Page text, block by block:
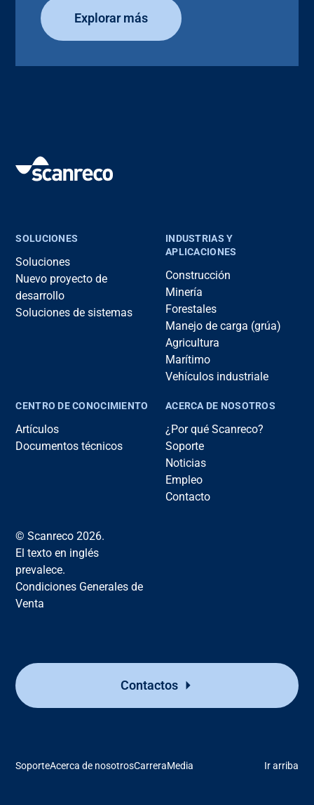
Explorar más
Contactos
SOLUCIONES
Soluciones
Nuevo proyecto de
desarrollo
Soluciones de sistemas
INDUSTRIAS Y
APLICACIONES
Construcción
Minería
Forestales
Manejo de carga (grúa)
Agricultura
Marítimo
Vehículos industriale
CENTRO DE CONOCIMIENTO
Artículos
Documentos técnicos
ACERCA DE NOSOTROS
¿Por qué Scanreco?
Soporte
Noticias
Empleo
Contacto
© Scanreco 2026.
El texto en inglés
prevalece.
Condiciones Generales de
Venta
SoporteAcerca de nosotrosCarreraMedia Ir arriba